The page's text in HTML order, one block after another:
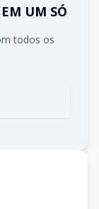
UM SÓ
todos os